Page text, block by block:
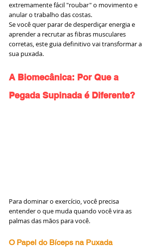
extremamente fácil "roubar" o movimento e
anular o trabalho das costas.
Se você quer parar de desperdiçar energia e
aprender a recrutar as fibras musculares
corretas, este guia definitivo vai transformar a
sua puxada.
A Biomecânica: Por Que a
Pegada Supinada é Diferente?
Para dominar o exercício, você precisa
entender o que muda quando você vira as
palmas das mãos para você.
O Papel do Bíceps na Puxada